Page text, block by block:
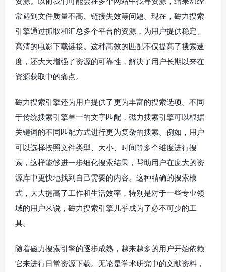
常遇到文件质量不高、链接失效等问题。现在，磁力搜索
引擎通过抓取和汇总多个平台的资源，为用户提供稳定、
高清的电影下载链接。这种高效的匹配不仅提高了搜索速
度，还大大增强了资源的可靠性，解决了用户长期以来在
资源获取中的痛点。
磁力搜索引擎还为用户提供了更为丰富的搜索选项。不同
于传统搜索引擎单一的文字匹配，磁力搜索引擎可以根据
关键词的不同匹配方式进行更为复杂的搜索。例如，用户
可以选择按照文件类型、大小、时间等多个维度进行搜
索，这样能够进一步细化搜索结果，帮助用户在庞大的资
源库中更快地找到自己需要的内容。这种精确的搜索模
式，大大提高了工作和生活效率，特别是对于一些专业领
域的用户来说，磁力搜索引擎几乎成为了必不可少的工
具。
随着磁力搜索引擎的逐步成熟，越来越多的用户开始依赖
它来进行日常资源下载。无论是学术研究中的文献资料，